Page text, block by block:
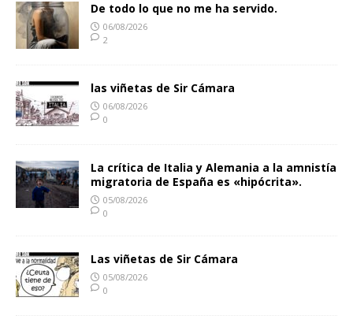
De todo lo que no me ha servido.
06/08/2026
2
las viñetas de Sir Cámara
06/08/2026
0
La crítica de Italia y Alemania a la amnistía
migratoria de España es «hipócrita».
05/08/2026
0
Las viñetas de Sir Cámara
05/08/2026
0